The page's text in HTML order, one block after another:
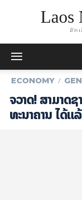
Laos
ມັກ
ECONOMY
ຈ​ວາດ! ສາ​ມາດ
ທະນາຄານ ໄດ້ແ